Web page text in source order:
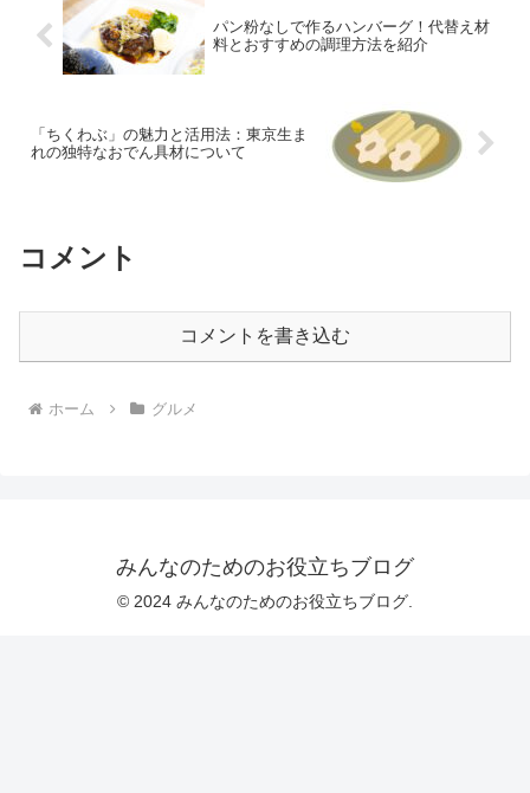
パン粉なしで作るハンバーグ！代替え材
料とおすすめの調理方法を紹介
「ちくわぶ」の魅力と活用法：東京生ま
れの独特なおでん具材について
コメント
コメントを書き込む
ホーム グルメ
みんなのためのお役立ちブログ
© 2024 みんなのためのお役立ちブログ.